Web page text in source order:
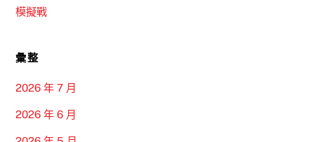
模擬戰
彙整
2026 年 7 月
2026 年 6 月